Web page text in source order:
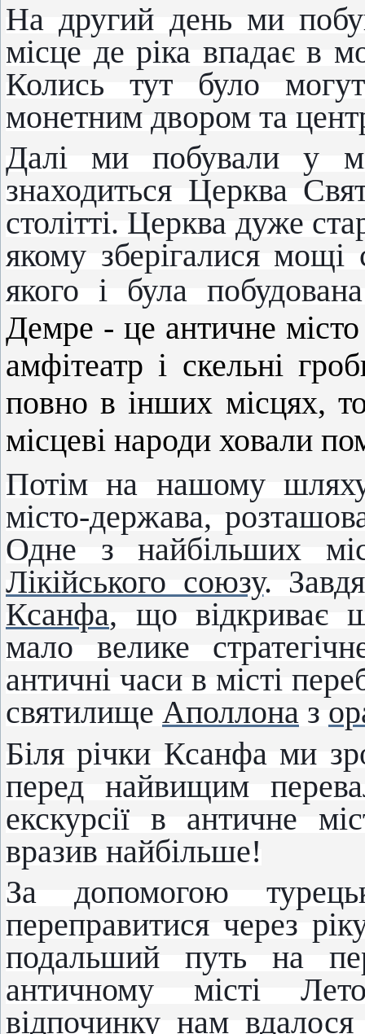
На другий день ми
місце де ріка впадає в
Колись тут було
монетним двором та
Далі ми побували у
знаходиться Церква
столітті. Церква дуже
якому зберігалися мощі
якого і була
Демре - це античне
амфітеатр і скельні
повно в інших місцях,
місцеві народи ховали
Потім на нашому
місто-держава,
Одне з найбільших
Лікійського союзу.
Ксанфа, що відкриває
мало велике
античні часи в місті
святилище Аполлона з
Біля річки Ксанфа ми
перед найвищим
екскурсії в античне
вразив найбільше!
За допомогою
переправитися через
подальший путь на
античному місті
відпочинку нам